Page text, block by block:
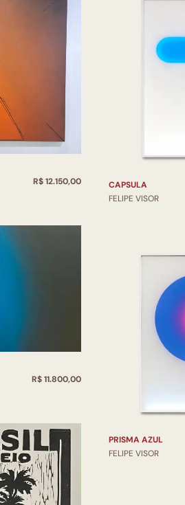
R$ 12.150,00
R$ 11.800,00
CAPSULA
FELIPE VISOR
PRISMA AZUL
FELIPE VISOR